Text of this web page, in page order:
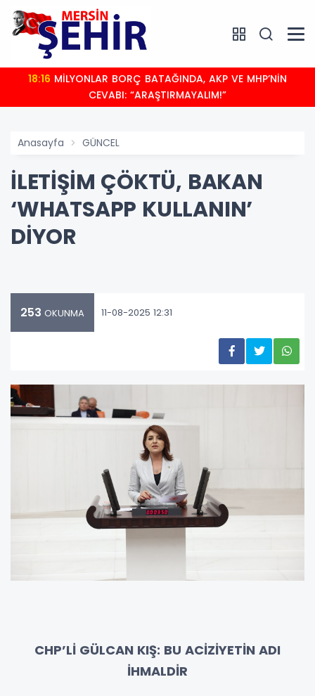
18:16
CEVABI: “ARAŞTIRMAYALIM!”
Anasayfa GÜNCEL
İLETİŞİM ÇÖKTÜ, BAKAN
‘WHATSAPP KULLANIN’
DİYOR
253 OKUNMA 11-08-2025 12:31
CHP’Lİ GÜLCAN KIŞ: BU ACİZİYETİN ADI
İHMALDİR